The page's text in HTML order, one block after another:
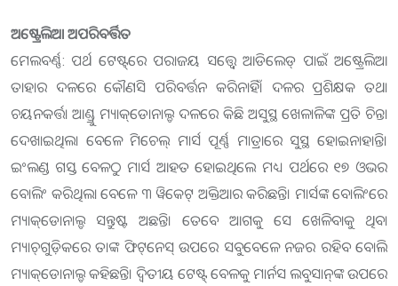
ଅଷ୍ଟ୍ରେଲିଆ ଅପରିବର୍ତ୍ତିତ
ମେଲବର୍ଣ୍ଣ: ପର୍ଥ ଟେଷ୍ଟ୍‌ରେ ପରାଜୟ ସତ୍ତ୍ବେ ଆଡିଲେଡ୍‌ ପାଇଁ ଅଷ୍ଟ୍ରେଲିଆ
ତାହାର ଦଳରେ‌ ‌କୌଣସି ପରିବର୍ତ୍ତନ କରିନାହିଁ। ଦଳର ପ୍ରଶିକ୍ଷକ ତଥା
ଚୟନକର୍ତ୍ତା ଆଣ୍ଡ୍ରୁ ମ୍ୟାକ୍‌ଡୋନାଲ୍ଡ ଦଳରେ କିଛି ଅସୁସ୍ଥ ଖେଳାଳିଙ୍କ ପ୍ରତି ଚିନ୍ତା
ଦେଖାଇଥି‌ଲା ବେଳେ ମିଚେଲ୍‌ ମାର୍ସ ପୂର୍ଣ୍ଣ ମାତ୍ରାରେ ସୁସ୍ଥ ହୋଇନାହାନ୍ତି।
ଇଂଲଣ୍ଡ ଗସ୍ତ ବେଳଠୁ ମାର୍ସ ଆହତ ହୋଇଥିଲେ ମଧ୍ୟ ପର୍ଥରେ ୧୭ ଓଭର
ବୋଲିଂ କରିଥିଲା ବେଳେ ୩ ୱିକେଟ୍‌ ଅକ୍ତିଆର କରିଛନ୍ତି। ମାର୍ସଙ୍କ ବୋଲିଂରେ
ମ୍ୟାକ୍‌ଡୋନାଲ୍ଡ ସନ୍ତୁଷ୍ଟ ଅଛନ୍ତି। ତେବେ ଆଗକୁ ସେ ଖେଳିବାକୁ ଥିବା
ମ୍ୟାଚ୍‌ଗୁଡ଼ିକରେ ତାଙ୍କ ଫିଟ୍‌ନେସ୍‌ ଉପରେ ସବୁବେଳେ ନଜର ରହିବ ବୋଲି
ମ୍ୟାକ୍‌ଡୋନାଲ୍ଡ କହିଛନ୍ତି। ଦ୍ବିତୀୟ ଟେଷ୍ଟ୍‌ ବେଳକୁ ମାର୍ନସ ଲବୁସାନ୍‌ଙ୍କ ଉପରେ